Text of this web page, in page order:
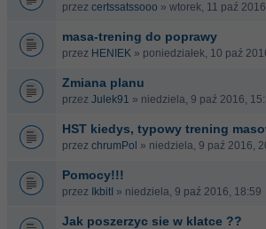
przez certssatssooo » wtorek, 11 paź
masa-trening do poprawy
przez HENIEK » poniedziałek, 10 paź
Zmiana planu
przez Julek91 » niedziela, 9 paź 2016,
HST kiedys, typowy trening
przez chrumPol » niedziela, 9 paź 2016,
Pomocy!!!
przez IkbitI » niedziela, 9 paź 2016, 18:59
Jak poszerzyc sie w klatce ??